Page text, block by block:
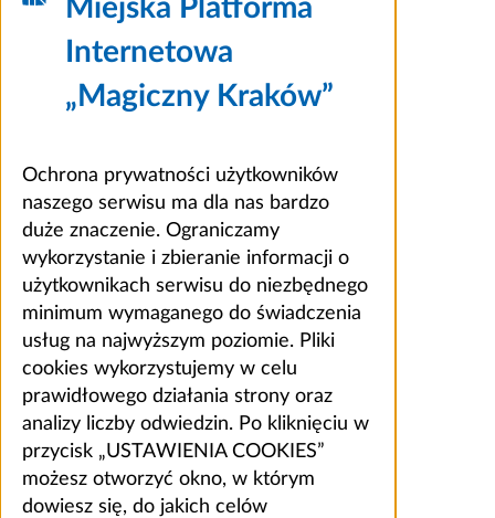
Miejska Platforma
Internetowa
„Magiczny Kraków”
Ochrona prywatności użytkowników
naszego serwisu ma dla nas bardzo
duże znaczenie. Ograniczamy
wykorzystanie i zbieranie informacji o
użytkownikach serwisu do niezbędnego
minimum wymaganego do świadczenia
usług na najwyższym poziomie. Pliki
cookies wykorzystujemy w celu
prawidłowego działania strony oraz
analizy liczby odwiedzin. Po kliknięciu w
przycisk „USTAWIENIA COOKIES”
możesz otworzyć okno, w którym
dowiesz się, do jakich celów